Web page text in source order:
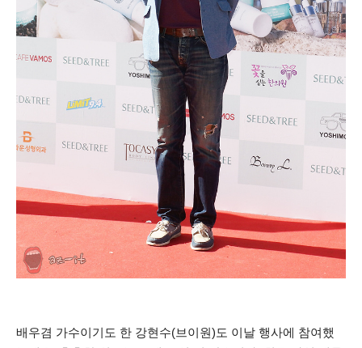
배우겸 가수이기도 한 강현수(브이원)도 이날 행사에 참여했